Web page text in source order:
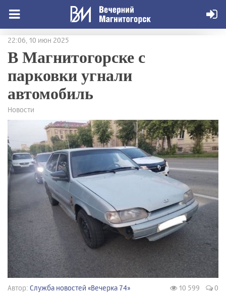
22:06, 10 июн 2025
В Магнитогорске с
парковки угнали
автомобиль
Новости
Автор: Служба новостей «Вечерка 74» 10 599 0